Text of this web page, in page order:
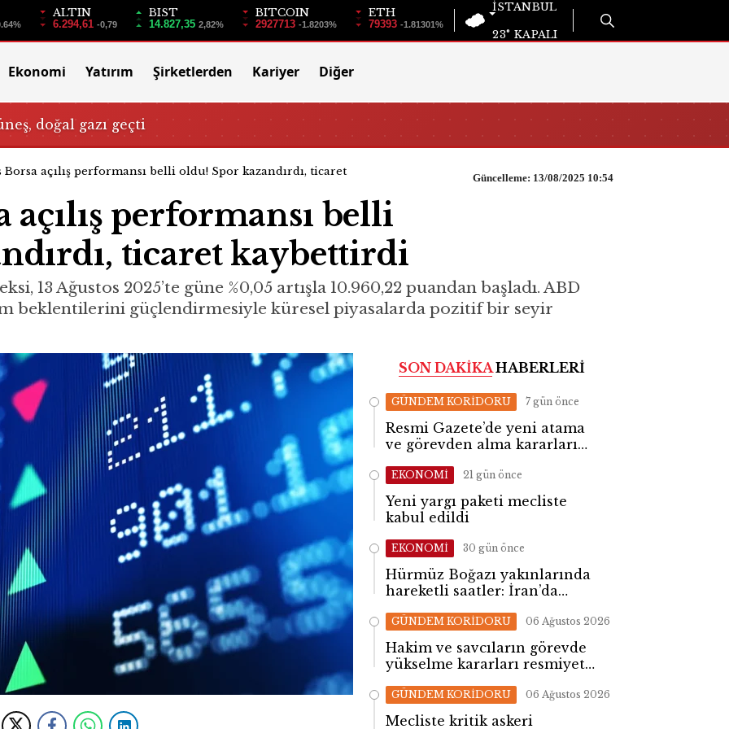
ALTIN
6.294,61 -0,79
BIST
14.827,35 2,82%
BITCOIN
2927713 -1.8203%
ETH
79393 -1.81301%
İSTANBUL
23° KAPALI
Ekonomi Yatırım Şirketlerden Kariyer Diğer
doğal gazı geçti
Borsa açılış performansı belli oldu! Spor kazandırdı, ticaret Güncelleme: 13/08/2025 10:54
açılış performansı belli
ticaret kaybettirdi
13 Ağustos 2025’te güne %0,05 artışla 10.960,22 puandan başladı. ABD
beklentilerini güçlendirmesiyle küresel piyasalarda pozitif bir seyir
SON DAKİKAHABERLERİ
GÜNDEM KORİDORU 7 gün önce
Resmi Gazete’de yeni atama
ve görevden alma kararları
EKONOMİ 21 gün önce
Yeni yargı paketi mecliste
kabul edildi
EKONOMİ 30 gün önce
Hürmüz Boğazı yakınlarında
hareketli saatler: İran’da
GÜNDEM KORİDORU 06 Ağustos 2026
Hakim ve savcıların görevde
yükselme kararları resmiyet
GÜNDEM KORİDORU 06 Ağustos 2026
Mecliste kritik askeri